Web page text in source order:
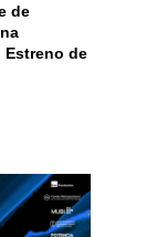
de
Estreno de